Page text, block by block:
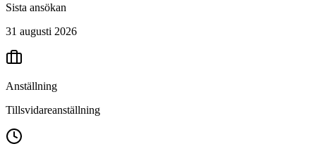
Sista ansökan
31 augusti 2026
Anställning
Tillsvidareanställning